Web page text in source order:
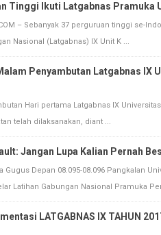
Tinggi Ikuti Latgabnas Pramuka
– Sebanyak 37 perguruan tinggi se-
Nasional (Latgabnas) IX Unit K ...
Penyambutan Latgabnas IX
Hari pertama Latgabnas IX
telah dilaksanakan, diant ...
Jangan Lupa Kalian Pernah
Gugus Depan 08.095-08.096 Pangkalan
Latihan Gabungan Nasional Pramuka
LATGABNAS IX TAHUN